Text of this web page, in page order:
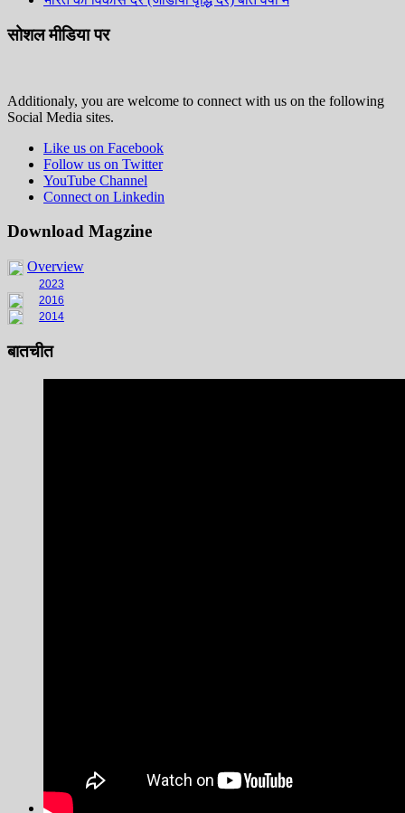
सोशल मीडिया पर
Additionaly, you are welcome to connect with us on the following
Social Media sites.
Like us on Facebook
Follow us on Twitter
YouTube Channel
Connect on Linkedin
Download Magzine
Overview
2023
2016
2014
बातचीत